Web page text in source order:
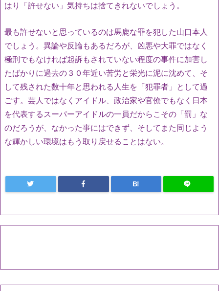
はり「許せない」気持ちは捨てきれないでしょう。
最も許せないと思っているのは馬鹿な罪を犯した山口本人
でしょう。異論や反論もあるだろが、凶悪や大罪ではなく
極刑でもなければ起訴もされていない程度の事件に加害し
たばかりに過去の３０年近い苦労と栄光に泥に沈めて、そ
して残された数十年と思われる人生を「犯罪者」として過
ごす。芸人ではなくアイドル、政治家や官僚でもなく日本
を代表するスーパーアイドルの一員だからこその「罰」な
のだろうが、なかった事にはできず、そしてまた同じよう
な輝かしい環境はもう取り戻せることはない。
B!